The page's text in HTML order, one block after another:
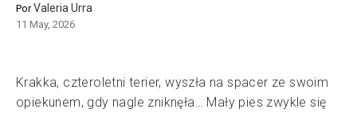
PorValeria Urra
11 May, 2026
Krakka, czteroletni terier, wyszła na spacer ze swoim
opiekunem, gdy nagle zniknęła… Mały pies zwykle się